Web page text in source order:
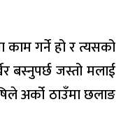
काम गर्ने हो र त्यसको
बस्नुपर्छ जस्तो मलाई
अर्को ठाउँमा छलाङ